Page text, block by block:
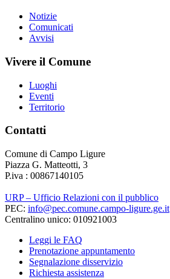
Notizie
Comunicati
Avvisi
Vivere il Comune
Luoghi
Eventi
Territorio
Contatti
Comune di Campo Ligure
Piazza G. Matteotti, 3
P.iva : 00867140105
URP – Ufficio Relazioni con il pubblico
PEC: info@pec.comune.campo-ligure.ge.it
Centralino unico: 010921003
Leggi le FAQ
Prenotazione appuntamento
Segnalazione disservizio
Richiesta assistenza